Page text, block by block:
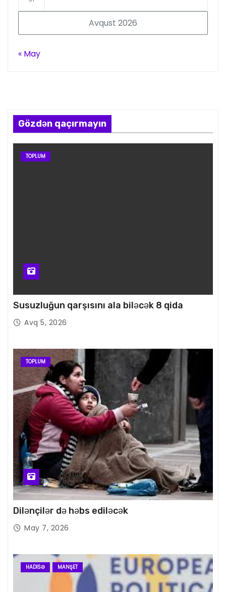
Avqust 2026
« May
Gözdən qaçırmayın
TOPLUM
Susuzluğun qarşısını ala biləcək 8 qida
Avq 5, 2026
TOPLUM
Dilənçilər də həbs ediləcək
May 7, 2026
HADISƏ MANŞET